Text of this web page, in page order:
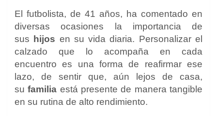
El futbolista, de 41 años, ha comentado en
diversas ocasiones la importancia de
sus
hijos en su vida diaria. Personalizar el
calzado que lo acompaña en cada
encuentro es una forma de reafirmar ese
lazo, de sentir que, aún lejos de casa,
sufamilia está presente de manera tangible
en su rutina de alto rendimiento.